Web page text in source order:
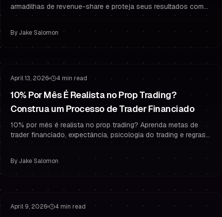
armadilhas de revenue-share e proteja seus resultados como
trader financiado com gestão de risco e psicologia no estilo
By Jake Salomon
April 13, 2026 4 min read
10% Por Mês É Realista no Prop Trading?
Construa um Processo de Trader Financiado
10% por mês é realista no prop trading? Aprenda metas de
trader financiado, expectância, psicologia do trading e regras
de gestão de risco para passar e permanecer financiado.
By Jake Salomon
April 9, 2026 4 min read